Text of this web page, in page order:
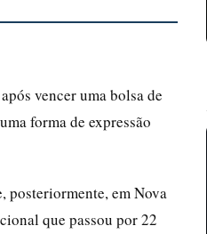
vencer uma bolsa de
forma de expressão
posteriormente, em Nova
que passou por 22